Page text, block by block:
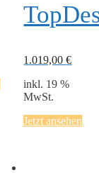
1.019,00€
inkl. 19 %
MwSt.
Jetzt ansehen